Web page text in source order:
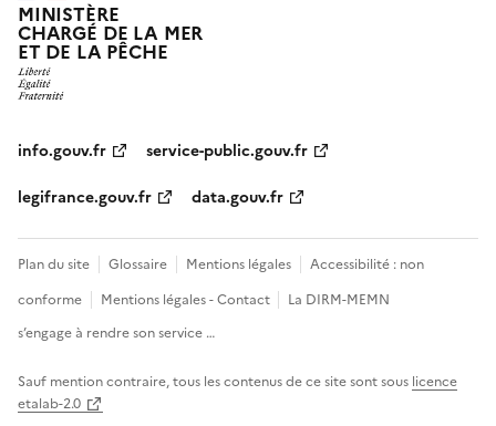
MINISTÈRE
CHARGÉ DE LA MER
ET DE LA PÊCHE
info.gouv.fr
service-public.gouv.fr
legifrance.gouv.fr
data.gouv.fr
Plan du site Glossaire Mentions légales
Accessibilité : non
conforme
Mentions légales - Contact
La DIRM-MEMN
s’engage à rendre son service …
Sauf mention contraire, tous les contenus de ce site sont sous licence
etalab-2.0